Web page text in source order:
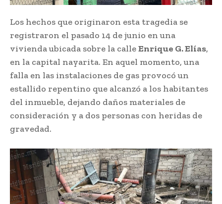
Los hechos que originaron esta tragedia se
registraron el pasado 14 de junio en una
vivienda ubicada sobre la calleEnrique G. Elías,
en la capital nayarita. En aquel momento, una
falla en las instalaciones de gas provocó un
estallido repentino que alcanzó a los habitantes
del inmueble, dejando daños materiales de
consideración y a dos personas con heridas de
gravedad.